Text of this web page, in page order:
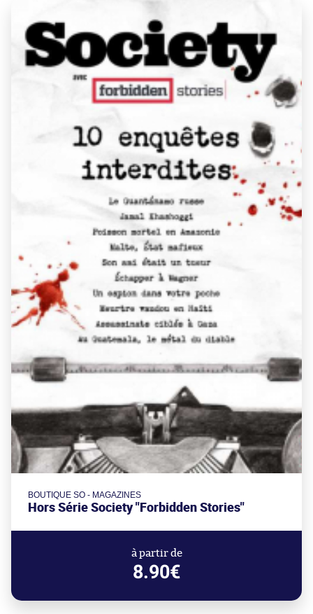
BOUTIQUE SO - MAGAZINES
Hors Série Society "Forbidden Stories"
à partir de
8.90€